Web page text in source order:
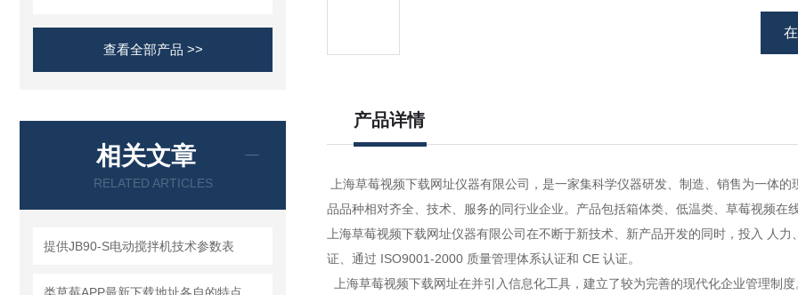
查看全部产品 >>
相关文章
RELATED ARTICLES
提供JB90-S电动搅拌机技术参数表
产品详情
上海草莓视频下载网址仪器有限公司，是一家集科学仪器研发、制造、销售为一体的现代
品品种相对齐全、技术、服务的同行业企业。产品包括箱体类、低温类、草
上海草莓视频下载网址仪器有限公司在不断于新技术、新产品开发的同时，投入 人力
证、通过 ISO9001-2000 质量管理体系认证和 CE 认证。
上海草莓视频下载网址在并引入信息化工具，建立了较为完善的现代化企业管理制度